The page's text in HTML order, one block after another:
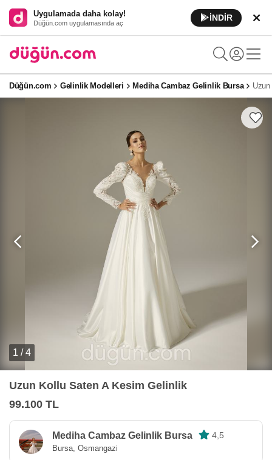
Uygulamada daha kolay!
Düğün.com uygulamasında aç
İNDİR
Düğün.com Gelinlik Modelleri Mediha Cambaz Gelinlik Bursa
1 / 4
Uzun Kollu Saten A Kesim Gelinlik
99.100 TL
Mediha Cambaz Gelinlik Bursa 4,5
Bursa, Osmangazi